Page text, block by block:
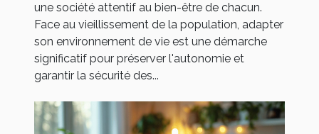
une société attentif au bien-être de chacun.
Face au vieillissement de la population, adapter
son environnement de vie est une démarche
significatif pour préserver l'autonomie et
garantir la sécurité des...